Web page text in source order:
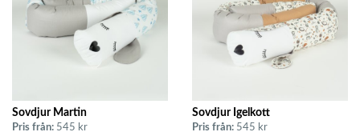
Sovdjur Martin
Pris från: 545 kr
Sovdjur Igelkott
Pris från: 545 kr